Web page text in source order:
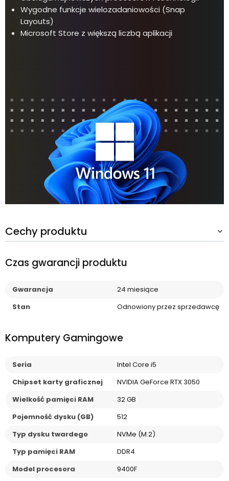
Wygodne funkcje wielozadaniowości (Snap
Layouts)
Microsoft Store z większą liczbą aplikacji
Cechy produktu
Czas gwarancji produktu
Gwarancja
24 miesiące
Stan
Odnowiony przez sprzedawcę
Komputery Gamingowe
Seria
Intel Core i5
Chipset karty graficznej
NVIDIA GeForce RTX 3050
Wielkość pamięci RAM
32 GB
Pojemność dysku (GB)
512
Typ dysku twardego
NVMe (M.2)
Typ pamięci RAM
DDR4
Model procesora
9400F